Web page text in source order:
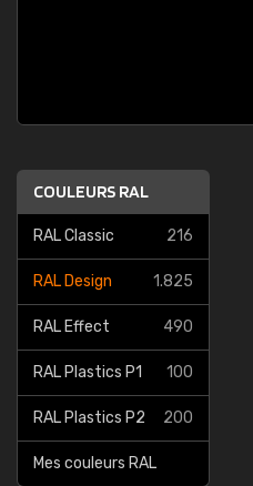
COULEURS RAL
RAL Classic 216
RAL Design 1.825
RAL Effect 490
RAL Plastics P1 100
RAL Plastics P2 200
Mes couleurs RAL